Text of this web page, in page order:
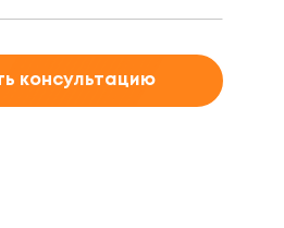
консультацию